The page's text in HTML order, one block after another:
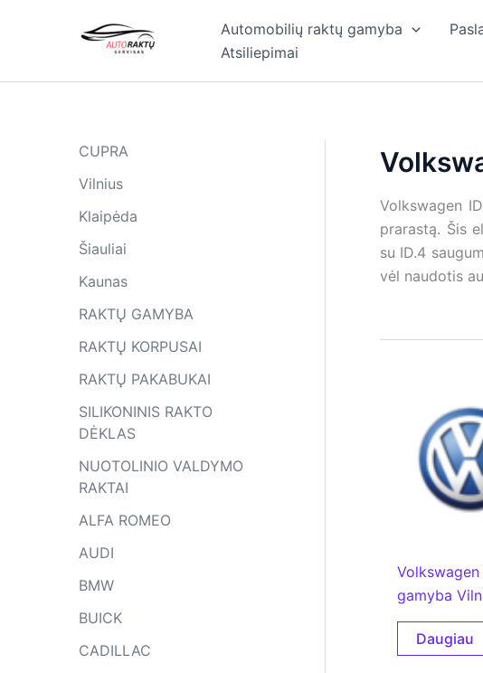
Automobilių raktų gamyba
Atsiliepimai
CUPRA
Vilnius
Klaipėda
Šiauliai
Kaunas
RAKTŲ GAMYBA
RAKTŲ KORPUSAI
RAKTŲ PAKABUKAI
SILIKONINIS RAKTO
DĖKLAS
NUOTOLINIO VALDYMO
RAKTAI
ALFA ROMEO
AUDI
BMW
BUICK
CADILLAC
Volkswagen
prarastą. Šis
su ID.4
vėl naudotis
gamyba
Daugiau